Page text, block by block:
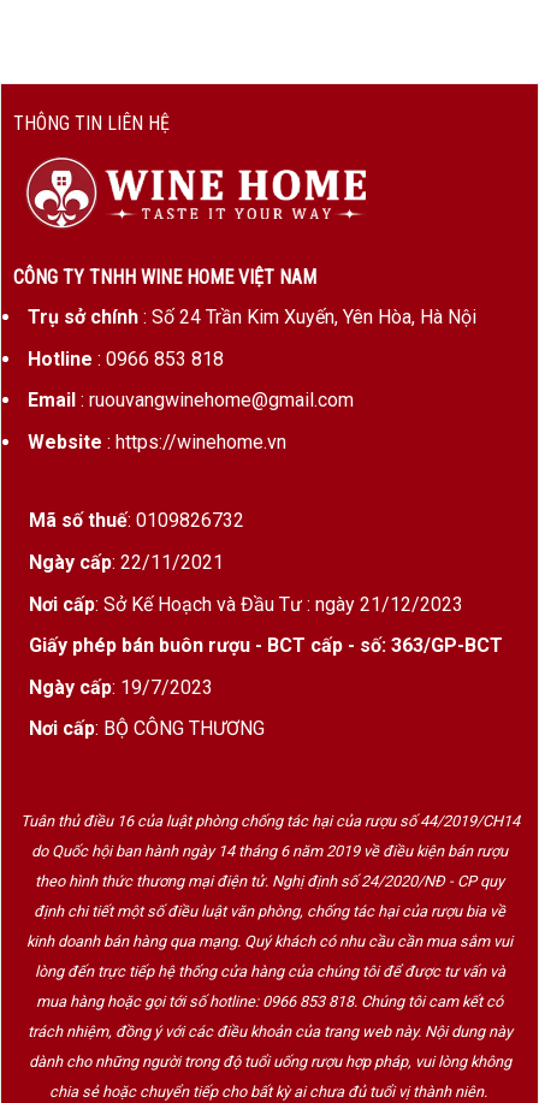
nho
Niên vụ
2020 (hoặc 2019, 2021 – tuỳ tình
trạng hàng)
xuất
Les Folatières – Premier Cru Lớn Nhất & Cao Nhất Của
Puligny
350m,Les Folatières
sáng, giúp nho phát triển chậm rãi, giữ lại toàn
: Đá vôi trắng, đất sét mịn – cực kỳ giàu
khoáng chất
, tạo nên cấu trúc sắc nét và hậu
vị kéo dài trong rượu.
Olivier Leflaivelàm rượu với sự can thiệp tối
thiểu, tôn trọng đặc điểm từng thửa đất.
Nho được hái thủ công, lên men tự nhiên, ủ
12–16 tháng trong thùng gỗ sồi Pháp (30–40%
thùng mới).
Tạo nên chai vangvừa béo mịn vừa sắc sảo,
nổi bật với dấu ấn terroir mạnh mẽ.
THÔNG TIN LIÊN HỆ
CÔNG TY TNHH WINE HOME VIỆT NAM
Trụ sở chính: Số 24 Trần Kim Xuyến, Yên Hòa, Hà Nội
Hotline : 0966 853 818
Email : ruouvangwinehome@gmail.com
Website : https://winehome.vn
Mã số thuế: 0109826732
Ngày cấp: 22/11/2021
Nơi cấp: Sở Kế Hoạch và Đầu Tư : ngày 21/12/2023
Giấy phép bán buôn rượu - BCT cấp - số: 363/GP-BCT
Ngày cấp: 19/7/2023
Nơi cấp: BỘ CÔNG THƯƠNG
Tuân thủ điều 16 của luật phòng chống tác hại của rượu số 44/2019/CH14
do Quốc hội ban hành ngày 14 tháng 6 năm 2019 về điều kiện bán rượu
theo hình thức thương mại điện tử. Nghị định số 24/2020/NĐ - CP quy
định chi tiết một số điều luật văn phòng, chống tác hại của rượu bia về
kinh doanh bán hàng qua mạng. Quý khách có nhu cầu cần mua sắm vui
lòng đến trực tiếp hệ thống cửa hàng của chúng tôi để được tư vấn và
mua hàng hoặc gọi tới số hotline: 0966 853 818. Chúng tôi cam kết có
trách nhiệm, đồng ý với các điều khoản của trang web này. Nội dung này
dành cho những người trong độ tuổi uống rượu hợp pháp, vui lòng không
chia sẻ hoặc chuyển tiếp cho bất kỳ ai chưa đủ tuổi vị thành niên.